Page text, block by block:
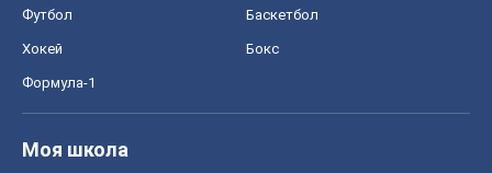
Футбол Баскетбол
Хокей Бокс
Формула-1
Моя школа